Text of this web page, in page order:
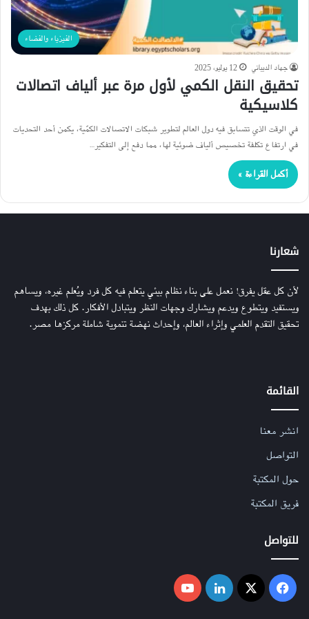
الفيزياء والفضاء
جهاد الديباني 12 يوليو، 2025
تحقيق النقل الكمي لأول مرة عبر ألياف اتصالات
كلاسيكية
في الوقت الذي تتسابق فيه دول العالم لتطوير شبكات الاتصالات الكمّية، يكمن أحد التحديات
في ارتفاع تكلفة تخصيص ألياف ضوئية لها، مما دفع إلى التفكير…
أكمل القراءة »
شعارنا
لأن كل عقل يفرق! نعمل على بناء نظام بيئي يتعلم فيه كل فرد ويُعلم غيره، ويساهم
ويستفيد ويتطوع ويدعم ويشارك وجهات النظر ويتبادل الأفكار. كل ذلك بهدف
تحقيق التقدم العلمي وإثراء العالم، وإحداث نهضة تنموية شاملة مركزها مصر.
القائمة
انشر معنا
التواصل
حول المكتبة
فريق المكتبة
للتواصل
فيسبوك ‫X لينكدإن ‫YouTube